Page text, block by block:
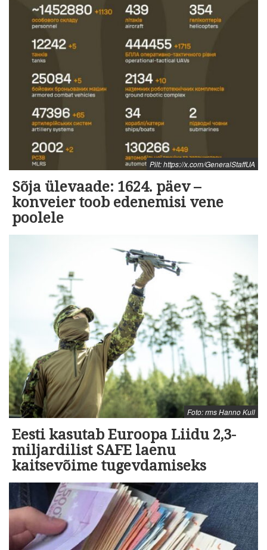
Pilt: https://x.com/GeneralStaffUA
Sõja ülevaade: 1624. päev –
konveier toob edenemisi vene
poolele
Foto: rms Hanno Kull
Eesti kasutab Euroopa Liidu 2,3-
miljardilist SAFE laenu
kaitsevõime tugevdamiseks